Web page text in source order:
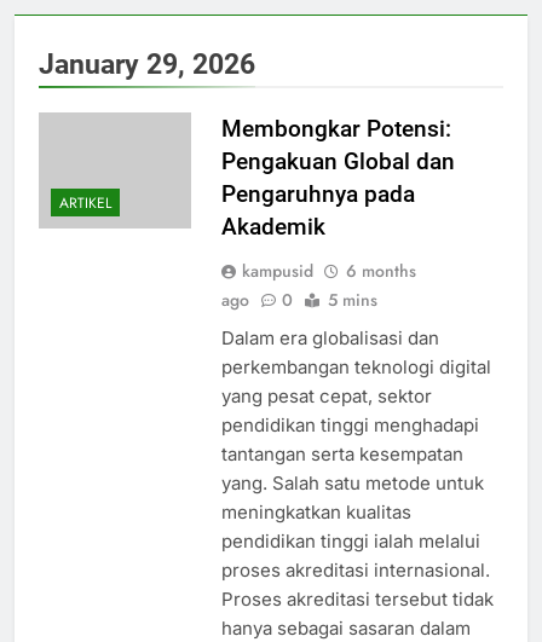
January 29, 2026
ARTIKEL
Membongkar Potensi:
Pengakuan Global dan
Pengaruhnya pada
Akademik
kampusid
6 months
ago
0 5 mins
Dalam era globalisasi dan
perkembangan teknologi digital
yang pesat cepat, sektor
pendidikan tinggi menghadapi
tantangan serta kesempatan
yang. Salah satu metode untuk
meningkatkan kualitas
pendidikan tinggi ialah melalui
proses akreditasi internasional.
Proses akreditasi tersebut tidak
hanya sebagai sasaran dalam